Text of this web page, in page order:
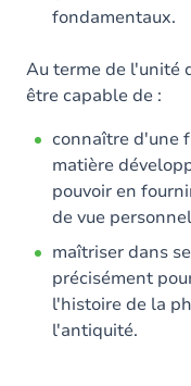
fondamentaux.
Au terme de l'unité
être capable de :
connaître d'une
matière
pouvoir en
de vue
maîtriser dans
précisément
l'histoire de la
l'antiquité.